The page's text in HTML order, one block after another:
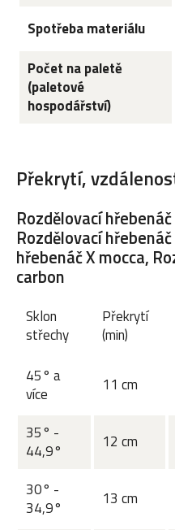
Spotřeba materiálu
Počet na paletě
(paletové
hospodářství)
Překrytí,
Rozdělovací
Rozdělovací
hřebenáč X mocca,
carbon
Sklon
střechy
Překrytí
(min)
45° a
více
11 cm
35° -
44,9°
12 cm
30° -
34,9°
13 cm